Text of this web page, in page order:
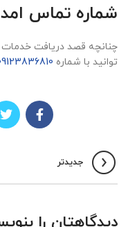
شماره تماس
چنانچه قصد دریافت خدمات
توانید با شماره
جدیدتر
دیدگاهتان را